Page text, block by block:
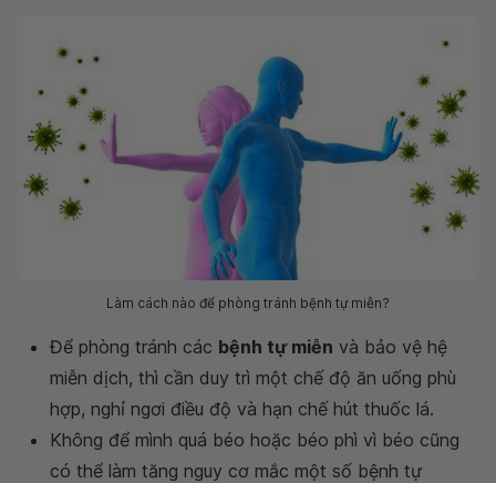
Làm cách nào để phòng tránh bệnh tự miễn?
Để phòng tránh các bệnh tự miễn và bảo vệ hệ
miễn dịch, thì cần duy trì một chế độ ăn uống phù
hợp, nghỉ ngơi điều độ và hạn chế hút thuốc lá.
Không để mình quá béo hoặc béo phì vì béo cũng
có thể làm tăng nguy cơ mắc một số bệnh tự